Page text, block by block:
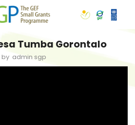
Tumba Gorontalo
by admin sgp